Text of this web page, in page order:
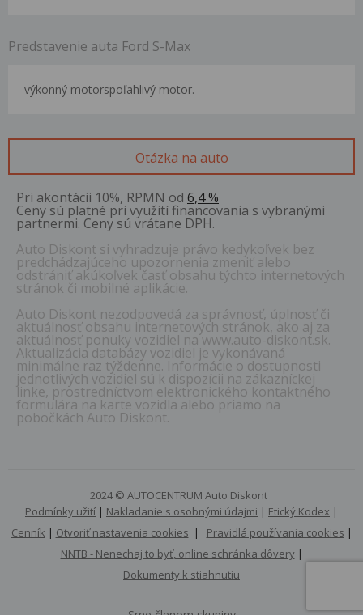
Predstavenie auta Ford S-Max
výkonný motorspoľahlivý motor.
Otázka na auto
Pri akontácii 10%, RPMN od 6,4 %
Ceny sú platné pri využití financovania s vybranými
partnermi. Ceny sú vrátane DPH.
Auto Diskont si vyhradzuje právo kedykoľvek bez
predchádzajúceho upozornenia zmeniť alebo
odstrániť akúkoľvek časť obsahu týchto internetových
stránok či mobilné aplikácie.
Auto Diskont nezodpovedá za správnosť, úplnosť či
aktuálnosť obsahu internetových stránok, ako aj za
aktuálnosť ponuky vozidiel na www.auto-diskont.sk.
Aktualizácia databázy vozidiel je vykonávaná
minimálne raz týždenne. Informácie o dostupnosti
jednotlivých vozidiel sú k dispozícii na zákazníckej
linke, prostredníctvom elektronického kontaktného
formulára na karte vozidla alebo priamo na
pobočkách Auto Diskont.
2024 © AUTOCENTRUM Auto Diskont
Podmínky užití | Nakladanie s osobnými údajmi | Etický Kodex |
Cenník | Otvoriť nastavenia cookies | Pravidlá používania cookies |
NNTB - Nenechaj to byť, online schránka dôvery|
Dokumenty k stiahnutiu